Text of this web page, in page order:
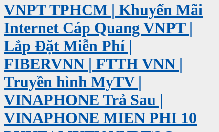
VNPT TPHCM | Khuyến Mãi
Internet Cáp Quang VNPT |
Lắp Đặt Miễn Phí |
FIBERVNN | FTTH VNN |
Truyền hình MyTV |
VINAPHONE Trả Sau |
VINAPHONE MIEN PHI 10